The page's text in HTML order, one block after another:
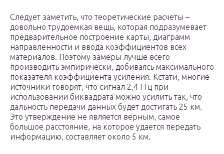
Следует заметить, что теоретические расчеты –
довольно трудоемкая вещь, которая подразумевает
предварительное построение карты, диаграмм
направленности и ввода коэффициентов всех
материалов. Поэтому замеры лучше всего
производить эмпирически, добиваясь максимального
показателя коэффициента усиления. Кстати, многие
источники говорят, что сигнал 2,4 ГГц при
использовании биквадрата можно усилить так, что
дальность передачи данных будет достигать 25 км.
Это утверждение не является верным, самое
большое расстояние, на которое удается передать
информацию, составляет около 5 км.